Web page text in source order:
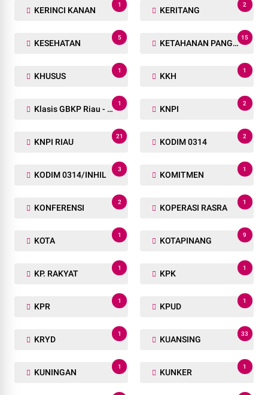
KERINCI KANAN
1
KERITANG
2
KESEHATAN
5
KETAHANAN PANGAN
15
KHUSUS
1
KKH
1
Klasis GBKP Riau - Sumbar.
1
KNPI
2
KNPI RIAU
21
KODIM 0314
2
KODIM 0314/INHIL
3
KOMITMEN
1
KONFERENSI
2
KOPERASI RASRA
1
KOTA
1
KOTAPINANG
9
KP. RAKYAT
1
KPK
1
KPR
1
KPUD
1
KRYD
1
KUANSING
33
KUNINGAN
1
KUNKER
1